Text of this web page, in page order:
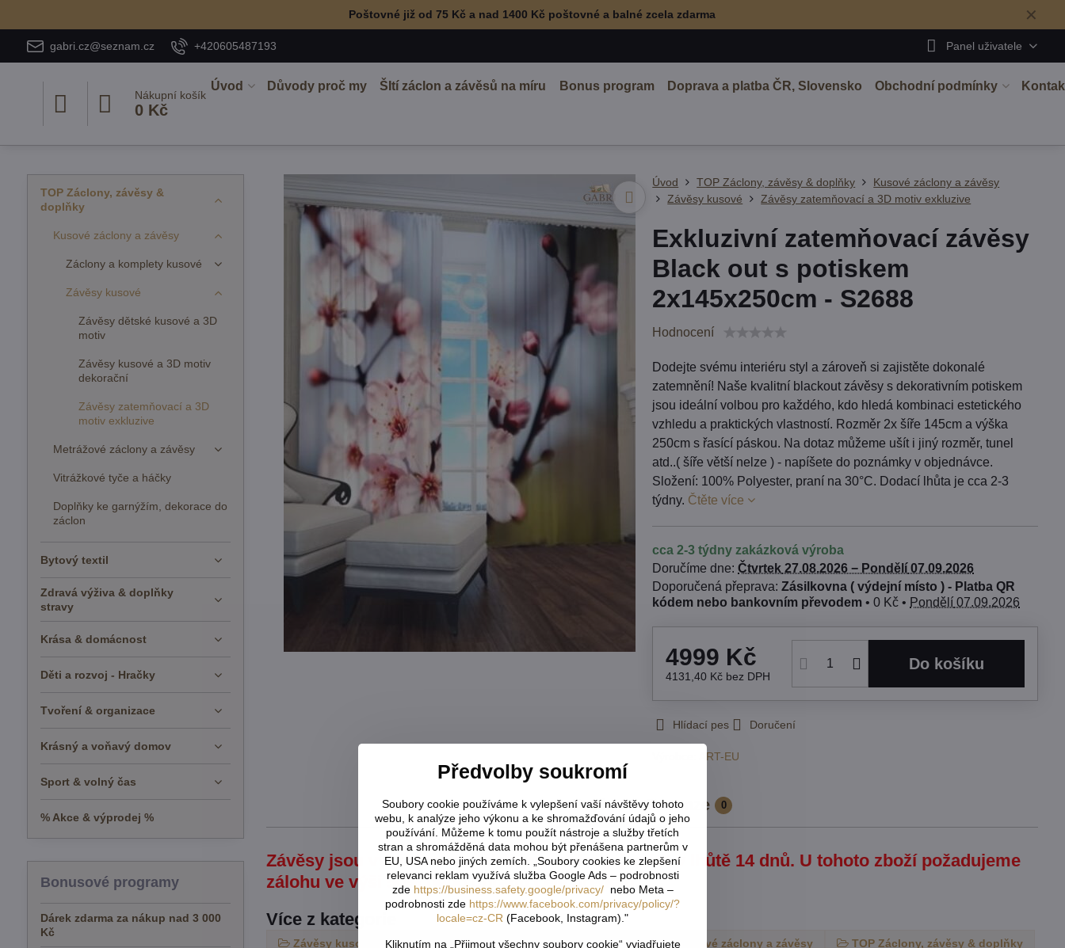
✕
Poštovné již od 75 Kč a nad 1400 Kč poštovné a balné zcela zdarma
gabri.cz@seznam.cz +420605487193 Panel uživatele
Nákupní košík
0 Kč
Úvod Důvody proč my ŠItí záclon a závěsů na míru Bonus program Doprava a platba ČR, Slovensko Obchodní podmínky
Úvod TOP Záclony, závěsy & doplňky
Kusové záclony a závěsy
Závěsy kusové
Závěsy zatemňovací a 3D motiv exkluzive
Exkluzivní zatemňovací závěsy
Black out s potiskem
2x145x250cm - S2688
Hodnocení
Dodejte svému interiéru styl a zároveň si zajistěte dokonalé
zatemnění! Naše kvalitní blackout závěsy s dekorativním potiskem
jsou ideální volbou pro každého, kdo hledá kombinaci estetického
vzhledu a praktických vlastností. Rozměr 2x šíře 145cm a výška
250cm s řasící páskou. Na dotaz můžeme ušít i jiný rozměr, tunel
atd..( šíře větší nelze ) - napíšete do poznámky v objednávce.
Složení: 100% Polyester, praní na 30°C. Dodací lhůta je cca 2-3
týdny. Čtěte více
cca 2-3 týdny zakázková výroba
Doručíme dne:Čtvrtek 27.08.2026 − Pondělí 07.09.2026
Zásilkovna ( výdejní místo ) - Platba QR
kódem nebo bankovním převodem •0 Kč • Pondělí 07.09.2026
4999 Kč
4131,40 Kč bez DPH
Do košíku
Hlídací pes Doručení
ART-EU
Popis Recenze 0
Závěsy jsou vyráběny na zakázku a nelze jej vrátit v lhůtě 14 dnů. U tohoto zboží požadujeme
zálohu ve výši 50% nebo úhradu celé předem.
Více z kategorie
Závěsy kusové Závěsy zatemňovací a 3D motiv exkluzive Kusové záclony a závěsy TOP Záclony, závěsy & doplňky
TOP Záclony, závěsy &
doplňky
Kusové záclony a závěsy
Záclony a komplety kusové
Závěsy kusové
Závěsy dětské kusové a 3D
motiv
Závěsy kusové a 3D motiv
dekorační
Závěsy zatemňovací a 3D
motiv exkluzive
Metrážové záclony a závěsy
Vitrážkové tyče a háčky
Doplňky ke garnýžím, dekorace do
záclon
Bytový textil
Zdravá výživa & doplňky
stravy
Krása & domácnost
Děti a rozvoj - Hračky
Tvoření & organizace
Krásný a voňavý domov
Sport & volný čas
% Akce & výprodej %
Bonusové programy
Dárek zdarma za nákup nad 3 000
Kč
Předvolby soukromí
Soubory cookie používáme k vylepšení vaší návštěvy tohoto
webu, k analýze jeho výkonu a ke shromažďování údajů o jeho
používání. Můžeme k tomu použít nástroje a služby třetích
stran a shromážděná data mohou být přenášena partnerům v
EU, USA nebo jiných zemích. „Soubory cookies ke zlepšení
relevanci reklam využívá služba Google Ads – podrobnosti
zde https://business.safety.google/privacy/nebo Meta –
podrobnosti zde https://www.facebook.com/privacy/policy/?
locale=cz-CR (Facebook, Instagram)."
Kliknutím na „Přijmout všechny soubory cookie“ vyjadřujete